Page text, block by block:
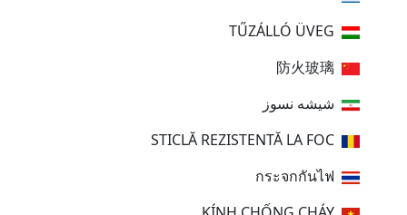
شیشه نسوز